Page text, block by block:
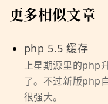
更多相似文章
php 5.5 缓存
上星期源里的php
了。不过新版php
很强大。